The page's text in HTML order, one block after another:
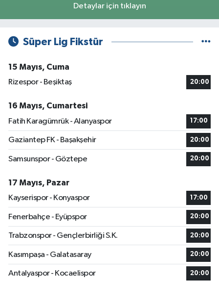
Detaylar için tıklayın
Süper Lig Fikstür
15 Mayıs, Cuma
Rizespor - Beşiktaş
20:00
16 Mayıs, Cumartesi
Fatih Karagümrük - Alanyaspor
17:00
Gaziantep FK - Başakşehir 20:00
Samsunspor - Göztepe 20:00
17 Mayıs, Pazar
Kayserispor - Konyaspor
17:00
Fenerbahçe - Eyüpspor 20:00
Trabzonspor - Gençlerbirliği S.K. 20:00
Kasımpaşa - Galatasaray 20:00
Antalyaspor - Kocaelispor 20:00